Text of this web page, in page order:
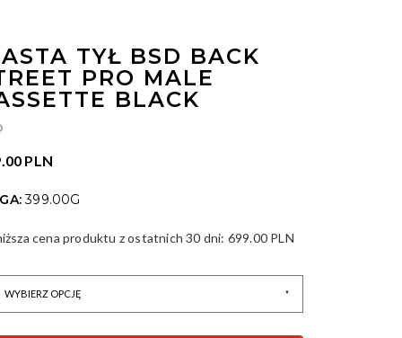
TYŁ BSD BACK
PRO MALE
BLACK
PLN
399.00G
cena produktu z ostatnich 30 dni: 699.00 PLN